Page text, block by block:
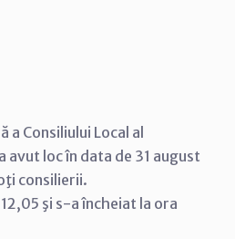
a Consiliului Local al
avut loc în data de 31 august
consilierii.
şi s-a încheiat la ora